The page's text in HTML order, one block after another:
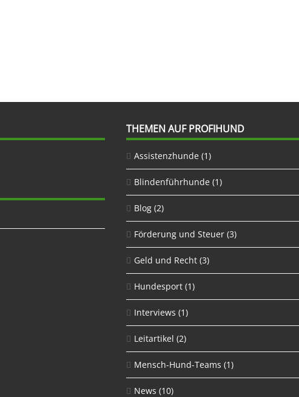
THEMEN AUF PROFIHUND
Assistenzhunde(1)
Blindenführhunde(1)
Blog(2)
Förderung und Steuer(3)
Geld und Recht(3)
Hundesport(1)
Interviews (1)
Leitartikel (2)
Mensch-Hund-Teams (1)
News (10)